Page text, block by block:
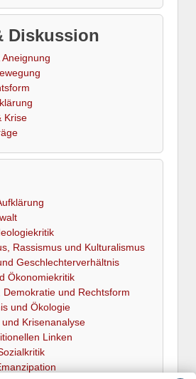
Diskussion
Krise
Rassismus und Kulturalismus
Geschlechterverhältnis
Ökonomiekritik
Demokratie und Rechtsform
und Ökologie
Krisenanalyse
Linken